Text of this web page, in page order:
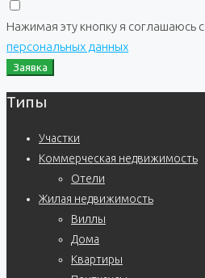
Нажимая эту кнопку я соглашаюсь с
персональных данных
Заявка
Типы
Участки
Коммерческая недвижимость
Отели
Жилая недвижимость
Виллы
Дома
Квартиры